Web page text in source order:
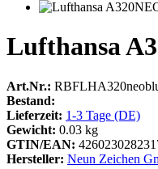
Lufthansa
Art.Nr.:
Bestand:
Lieferzeit: 1-3 Tage (DE)
Gewicht: 0.03 kg
GTIN/EAN:
Hersteller: Neun Zeichen